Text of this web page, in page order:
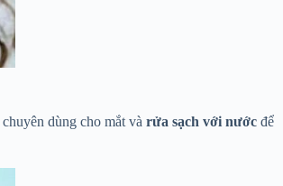
chuyên dùng cho mắt và rửa sạch với nước để